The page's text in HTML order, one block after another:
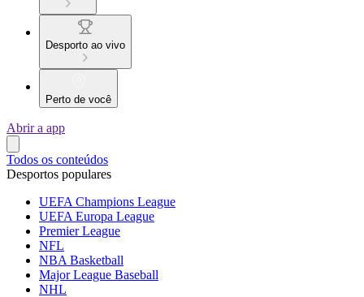
Desporto ao vivo
Perto de você
Abrir a app
Todos os conteúdos
Desportos populares
UEFA Champions League
UEFA Europa League
Premier League
NFL
NBA Basketball
Major League Baseball
NHL